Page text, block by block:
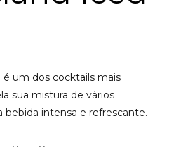
é um dos cocktails mais
sua mistura de vários
bebida intensa e refrescante.